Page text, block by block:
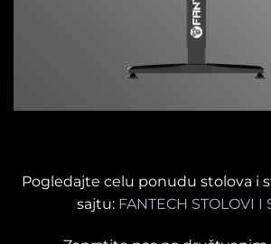
Pogledajte celu ponudu stolova i
sajtu: FANTECH STOLOVI I